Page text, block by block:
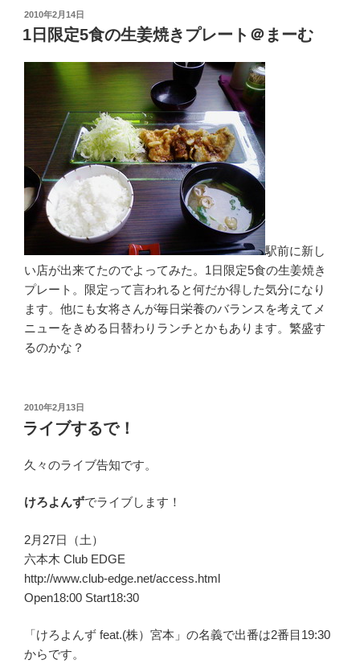
投
稿
日:
2010年2月14日
1日限定5食の生姜焼きプレート＠まーむ
駅前に新し
い店が出来てたのでよってみた。1日限定5食の生姜焼き
プレート。限定って言われると何だか得した気分になり
ます。他にも女将さんが毎日栄養のバランスを考えてメ
ニューをきめる日替わりランチとかもあります。繁盛す
るのかな？
投
稿
日:
2010年2月13日
ライブするで！
久々のライブ告知です。
けろよんずでライブします！
2月27日（土）
六本木 Club EDGE
http://www.club-edge.net/access.html
Open18:00 Start18:30
「けろよんず feat.(株）宮本」の名義で出番は2番目19:30
からです。